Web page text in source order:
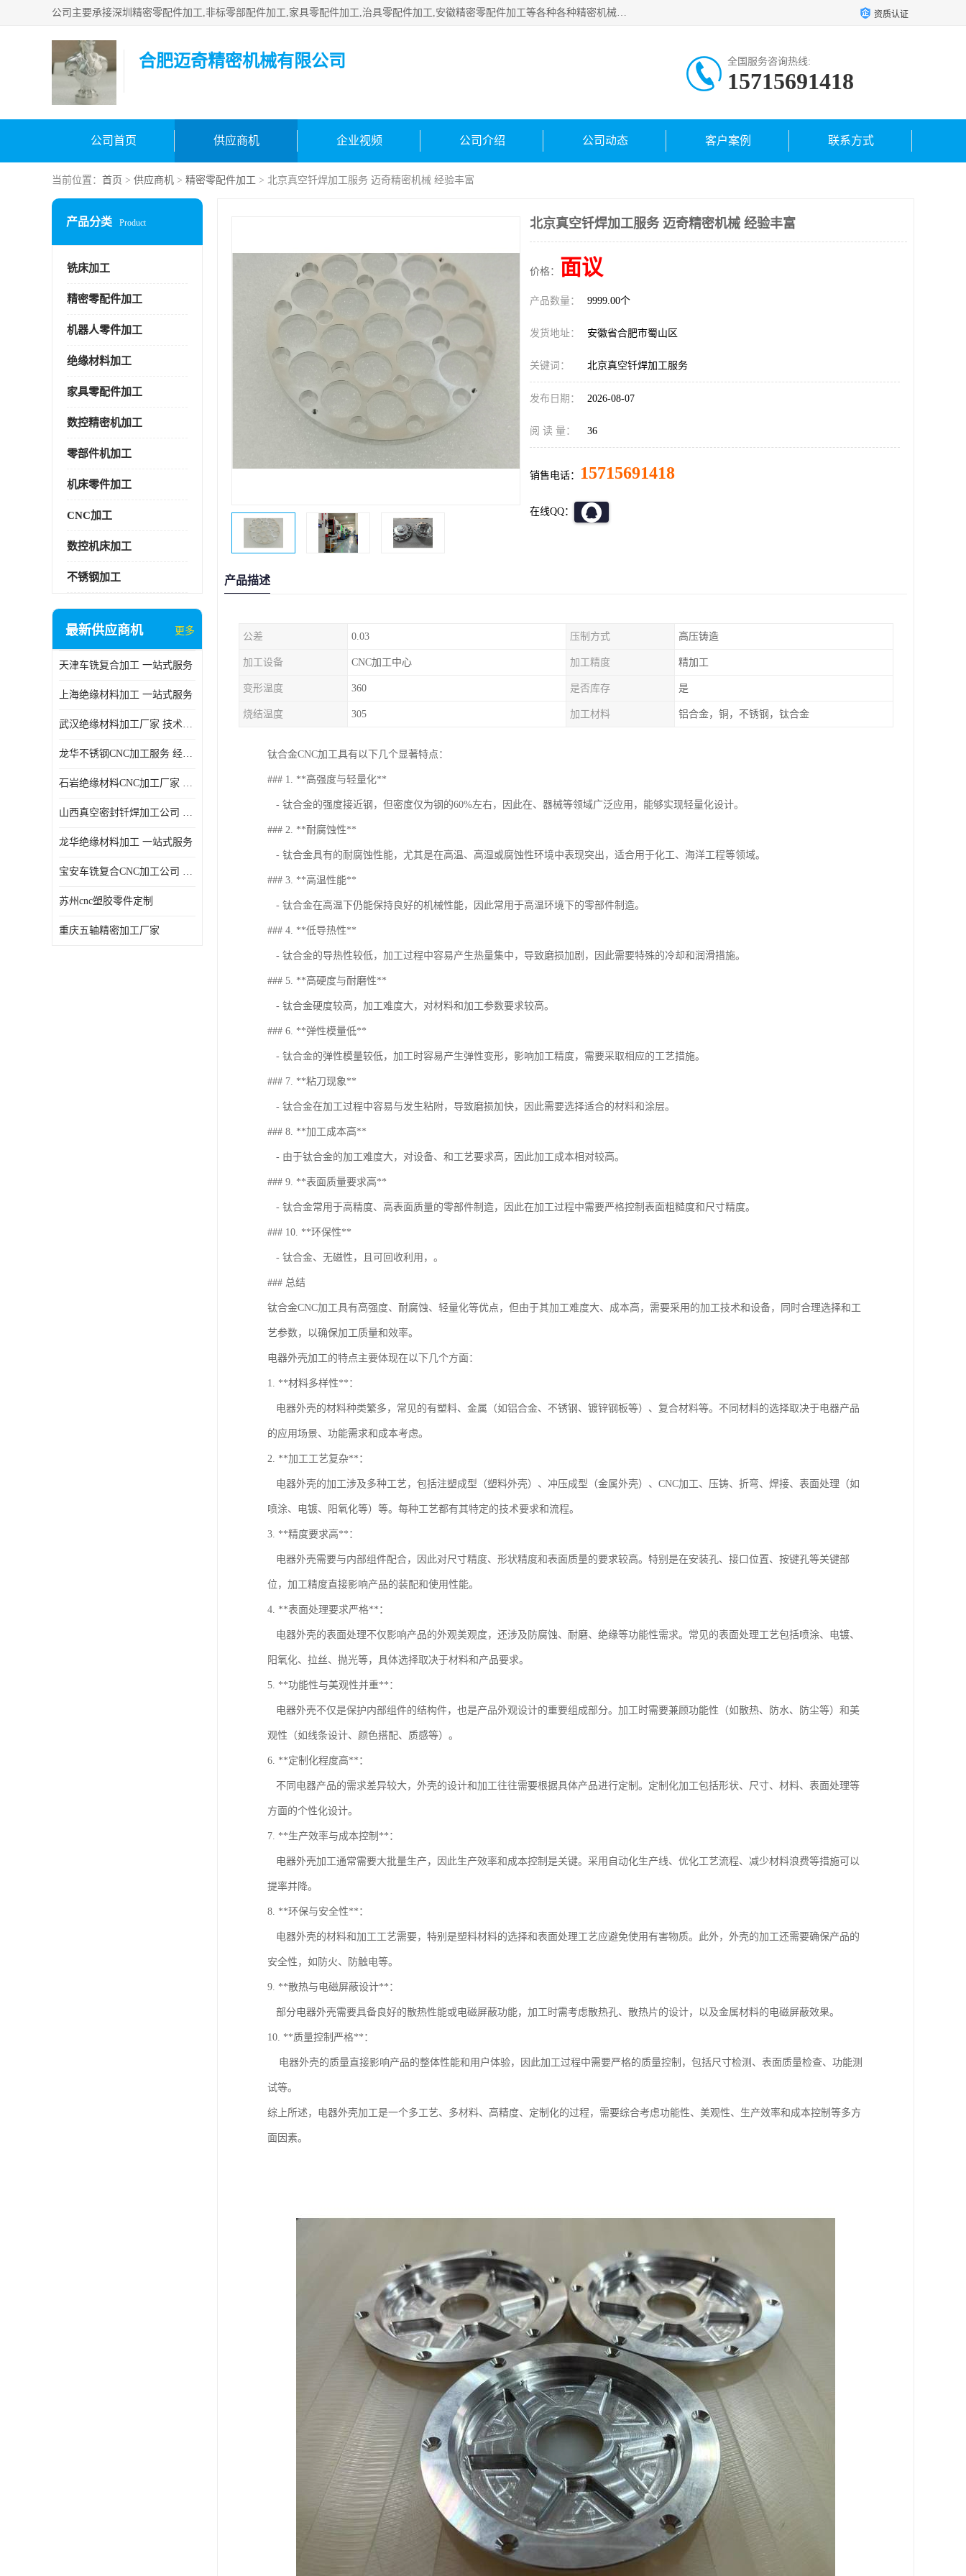
公司主要承接深圳精密零配件加工,非标零部配件加工,家具零配件加工,治具零配件加工,安徽精密零配件加工等各种各种精密机械加工，欢迎来来电咨询！ 资质认证
合肥迈奇精密机械有限公司 全国服务咨询热线:
15715691418
公司首页 供应商机 企业视频 公司介绍 公司动态 客户案例 联系方式
当前位置： 首页 > 供应商机 > 精密零配件加工 > 北京真空钎焊加工服务 迈奇精密机械 经验丰富
产品分类 Product
铣床加工
精密零配件加工
机器人零件加工
绝缘材料加工
家具零配件加工
数控精密机加工
零部件机加工
机床零件加工
CNC加工
数控机床加工
不锈钢加工
最新供应商机 更多
天津车铣复合加工 一站式服务
上海绝缘材料加工 一站式服务
武汉绝缘材料加工厂家 技术成熟
龙华不锈钢CNC加工服务 经验丰富
石岩绝缘材料CNC加工厂家 技术成熟
山西真空密封钎焊加工公司 经验丰富
龙华绝缘材料加工 一站式服务
宝安车铣复合CNC加工公司 技术成熟
苏州cnc塑胶零件定制
重庆五轴精密加工厂家
北京真空钎焊加工服务 迈奇精密机械 经验丰富
价格： 面议
产品数量： 9999.00个
发货地址： 安徽省合肥市蜀山区
关键词： 北京真空钎焊加工服务
发布日期： 2026-08-07
阅 读 量： 36
销售电话： 15715691418
在线QQ：
产品描述
公差 0.03 压制方式 高压铸造
加工设备 CNC加工中心 加工精度 精加工
变形温度 360 是否库存 是
烧结温度 305 加工材料 铝合金，铜，不锈钢，钛合金
钛合金CNC加工具有以下几个显著特点：
### 1. **高强度与轻量化**
- 钛合金的强度接近钢，但密度仅为钢的60%左右，因此在、器械等领域广泛应用，能够实现轻量化设计。
### 2. **耐腐蚀性**
- 钛合金具有的耐腐蚀性能，尤其是在高温、高湿或腐蚀性环境中表现突出，适合用于化工、海洋工程等领域。
### 3. **高温性能**
- 钛合金在高温下仍能保持良好的机械性能，因此常用于高温环境下的零部件制造。
### 4. **低导热性**
- 钛合金的导热性较低，加工过程中容易产生热量集中，导致磨损加剧，因此需要特殊的冷却和润滑措施。
### 5. **高硬度与耐磨性**
- 钛合金硬度较高，加工难度大，对材料和加工参数要求较高。
### 6. **弹性模量低**
- 钛合金的弹性模量较低，加工时容易产生弹性变形，影响加工精度，需要采取相应的工艺措施。
### 7. **粘刀现象**
- 钛合金在加工过程中容易与发生粘附，导致磨损加快，因此需要选择适合的材料和涂层。
### 8. **加工成本高**
- 由于钛合金的加工难度大，对设备、和工艺要求高，因此加工成本相对较高。
### 9. **表面质量要求高**
- 钛合金常用于高精度、高表面质量的零部件制造，因此在加工过程中需要严格控制表面粗糙度和尺寸精度。
### 10. **环保性**
- 钛合金、无磁性，且可回收利用，。
### 总结
钛合金CNC加工具有高强度、耐腐蚀、轻量化等优点，但由于其加工难度大、成本高，需要采用的加工技术和设备，同时合理选择和工
艺参数，以确保加工质量和效率。
电器外壳加工的特点主要体现在以下几个方面：
1. **材料多样性**：
电器外壳的材料种类繁多，常见的有塑料、金属（如铝合金、不锈钢、镀锌钢板等）、复合材料等。不同材料的选择取决于电器产品
的应用场景、功能需求和成本考虑。
2. **加工工艺复杂**：
电器外壳的加工涉及多种工艺，包括注塑成型（塑料外壳）、冲压成型（金属外壳）、CNC加工、压铸、折弯、焊接、表面处理（如
喷涂、电镀、阳氧化等）等。每种工艺都有其特定的技术要求和流程。
3. **精度要求高**：
电器外壳需要与内部组件配合，因此对尺寸精度、形状精度和表面质量的要求较高。特别是在安装孔、接口位置、按键孔等关键部
位，加工精度直接影响产品的装配和使用性能。
4. **表面处理要求严格**：
电器外壳的表面处理不仅影响产品的外观美观度，还涉及防腐蚀、耐磨、绝缘等功能性需求。常见的表面处理工艺包括喷涂、电镀、
阳氧化、拉丝、抛光等，具体选择取决于材料和产品要求。
5. **功能性与美观性并重**：
电器外壳不仅是保护内部组件的结构件，也是产品外观设计的重要组成部分。加工时需要兼顾功能性（如散热、防水、防尘等）和美
观性（如线条设计、颜色搭配、质感等）。
6. **定制化程度高**：
不同电器产品的需求差异较大，外壳的设计和加工往往需要根据具体产品进行定制。定制化加工包括形状、尺寸、材料、表面处理等
方面的个性化设计。
7. **生产效率与成本控制**：
电器外壳加工通常需要大批量生产，因此生产效率和成本控制是关键。采用自动化生产线、优化工艺流程、减少材料浪费等措施可以
提率并降。
8. **环保与安全性**：
电器外壳的材料和加工工艺需要，特别是塑料材料的选择和表面处理工艺应避免使用有害物质。此外，外壳的加工还需要确保产品的
安全性，如防火、防触电等。
9. **散热与电磁屏蔽设计**：
部分电器外壳需要具备良好的散热性能或电磁屏蔽功能，加工时需考虑散热孔、散热片的设计，以及金属材料的电磁屏蔽效果。
10. **质量控制严格**：
电器外壳的质量直接影响产品的整体性能和用户体验，因此加工过程中需要严格的质量控制，包括尺寸检测、表面质量检查、功能测
试等。
综上所述，电器外壳加工是一个多工艺、多材料、高精度、定制化的过程，需要综合考虑功能性、美观性、生产效率和成本控制等多方
面因素。